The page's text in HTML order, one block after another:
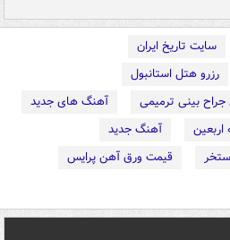
سایت تاریخ ایران
رزرو هتل استانبول
جراح بینی ترمیمی
آهنگ های جدید
اربعین
آهنگ جدید
قیمت ورق آهن پرایس